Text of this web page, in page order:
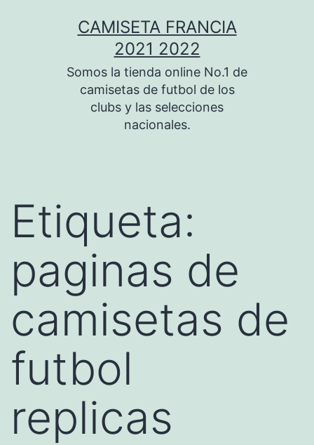
CAMISETA FRANCIA
2021 2022
Somos la tienda online No.1 de
camisetas de futbol de los
clubs y las selecciones
nacionales.
Etiqueta:
paginas de
camisetas de
futbol
replicas